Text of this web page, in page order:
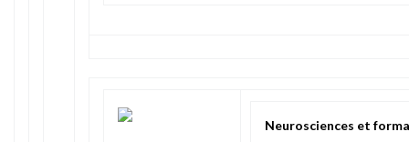
Neurosciences et